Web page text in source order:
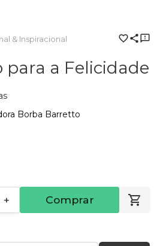
& Inspiracional
para a Felicidade
Borba Barretto
+ Comprar